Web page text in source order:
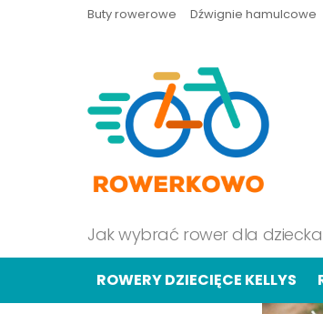
Buty rowerowe Dźwignie hamulcowe
Jak wybrać rower dla dziecka
ROWERY DZIECIĘCE KELLYS